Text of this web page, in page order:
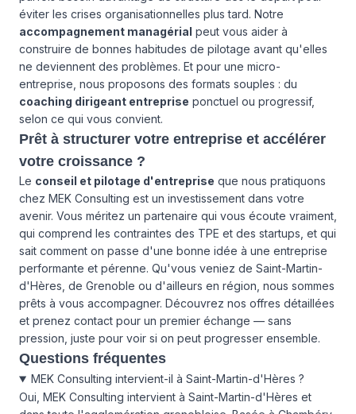
éviter les crises organisationnelles plus tard. Notre
accompagnement managérial peut vous aider à
construire de bonnes habitudes de pilotage avant qu'elles
ne deviennent des problèmes. Et pour une micro-
entreprise, nous proposons des formats souples : du
coaching dirigeant entreprise ponctuel ou progressif,
selon ce qui vous convient.
Prêt à structurer votre entreprise et accélérer
votre croissance ?
Le conseil et pilotage d'entreprise que nous pratiquons
chez MEK Consulting est un investissement dans votre
avenir. Vous méritez un partenaire qui vous écoute vraiment,
qui comprend les contraintes des TPE et des startups, et qui
sait comment on passe d'une bonne idée à une entreprise
performante et pérenne. Qu'vous veniez de Saint-Martin-
d'Hères, de Grenoble ou d'ailleurs en région, nous sommes
prêts à vous accompagner. Découvrez nos offres détaillées
et prenez contact pour un premier échange — sans
pression, juste pour voir si on peut progresser ensemble.
Questions fréquentes
MEK Consulting intervient-il à Saint-Martin-d'Hères ?
Oui, MEK Consulting intervient à Saint-Martin-d'Hères et